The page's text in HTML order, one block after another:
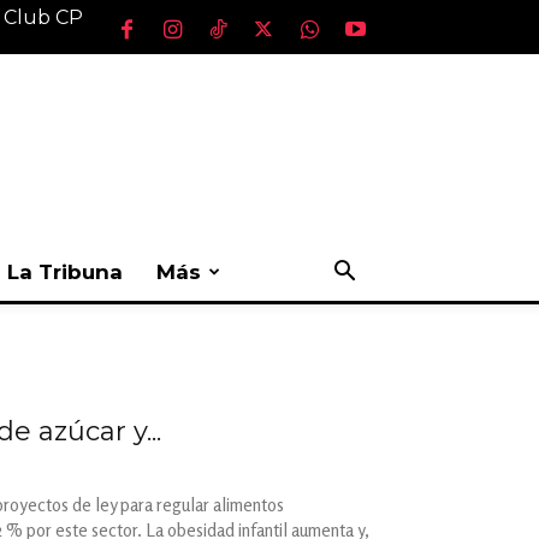
CP
La Tribuna Más
azúcar y...
de ley para regular alimentos
por este sector. La obesidad infantil aumenta y,